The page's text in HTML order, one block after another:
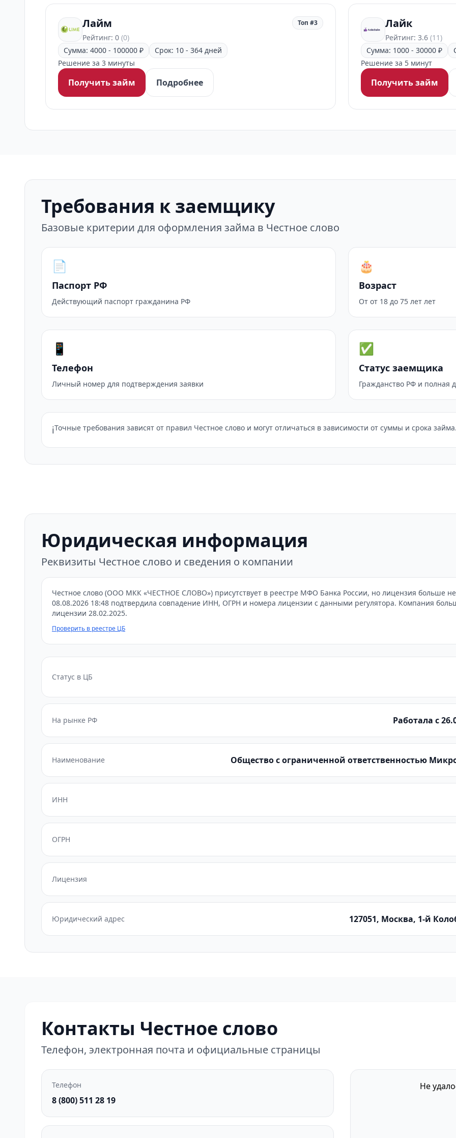
Лайм
Рейтинг: 0 (0)
Топ #3
Сумма: 4000 - 100000 ₽
Срок: 10 - 364 дней
Решение за 3 минуты
Получить займ Подробнее
Лайк
Рейтинг: 3.6 (11)
Сумма: 1000 - 30000 ₽
Решение за 5 минут
Получить займ
Требования к заемщику
Базовые критерии для оформления займа в Честное слово
📄
Паспорт РФ
Действующий паспорт гражданина РФ
🎂
Возраст
От от 18 до 75 лет лет
📱
Телефон
Личный номер для подтверждения заявки
✅
Статус заемщика
Гражданство РФ и полная
ℹ️Точные требования зависят от правил Честное слово и могут отличаться в зависимости от суммы и срока займа.
Юридическая информация
Реквизиты Честное слово и сведения о компании
Честное слово (ООО МКК «ЧЕСТНОЕ СЛОВО») присутствует в реестре МФО Банка России, но лицензия больше не
08.08.2026 18:48 подтвердила совпадение ИНН, ОГРН и номера лицензии с данными регулятора. Компания
лицензии 28.02.2025.
Проверить в реестре ЦБ
Статус в ЦБ
На рынке РФ Работала с
Наименование Общество с ограниченной ответственностью
ИНН
ОГРН
Лицензия
Юридический адрес 127051, Москва, 1-й
Контакты Честное слово
Телефон, электронная почта и официальные страницы
Телефон
8 (800) 511 28 19
Не